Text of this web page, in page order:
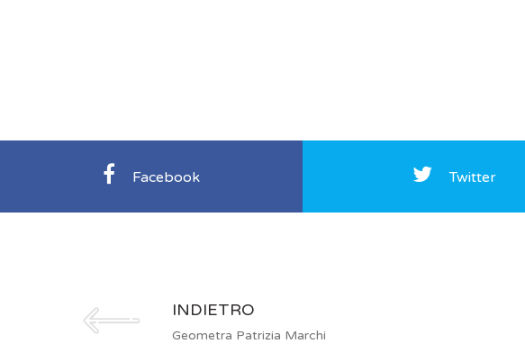
Facebook Twitter
INDIETRO
Geometra Patrizia Marchi